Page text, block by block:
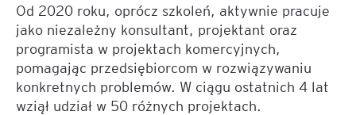
Od 2020 roku, oprócz szkoleń, aktywnie pracuje
jako niezależny konsultant, projektant oraz
programista w projektach komercyjnych,
pomagając przedsiębiorcom w rozwiązywaniu
konkretnych problemów. W ciągu ostatnich 4 lat
wziął udział w 50 różnych projektach.